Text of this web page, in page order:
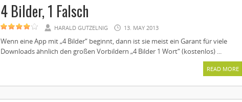
4 Bilder, 1 Falsch
HARALD GUTZELNIG 13. MAY 2013
Wenn eine App mit „4 Bilder“ beginnt, dann ist sie meist ein Garant für viele
Downloads ähnlich den großen Vorbildern „4 Bilder 1 Wort“ (kostenlos) ...
READ MORE